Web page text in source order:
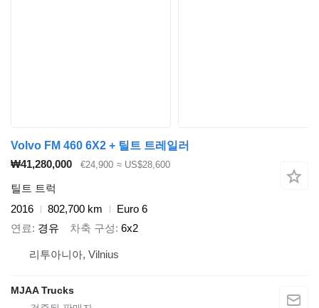
Volvo FM 460 6X2 + 틸트 트레일러
₩41,280,000
€24,900 ≈ US$28,600
틸트 트럭
2016
802,700 km
Euro 6
연료
경유 차축 구성 6x2
리투아니아, Vilnius
MJAA Trucks